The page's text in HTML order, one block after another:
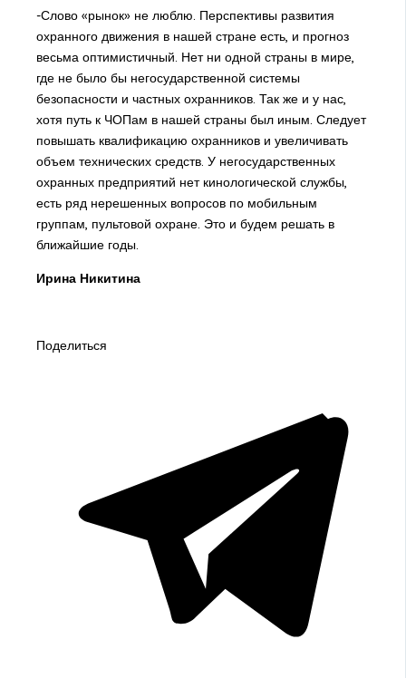
-Слово «рынок» не люблю. Перспективы развития
охранного движения в нашей стране есть, и прогноз
весьма оптимистичный. Нет ни одной страны в мире,
где не было бы негосударственной системы
безопасности и частных охранников. Так же и у нас,
хотя путь к ЧОПам в нашей страны был иным. Следует
повышать квалификацию охранников и увеличивать
объем технических средств. У негосударственных
охранных предприятий нет кинологической службы,
есть ряд нерешенных вопросов по мобильным
группам, пультовой охране. Это и будем решать в
ближайшие годы.
Ирина Никитина
Поделиться